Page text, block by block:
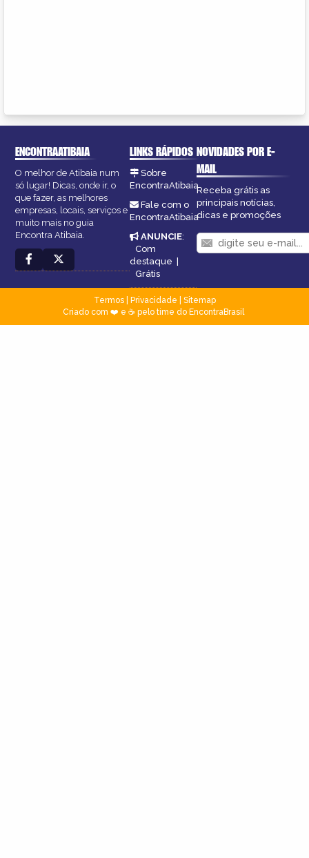
ENCONTRAATIBAIA
O melhor de Atibaia num
só lugar! Dicas, onde ir, o
que fazer, as melhores
empresas, locais, serviços e
muito mais no guia
Encontra Atibaia.
LINKS RÁPIDOS
Sobre
EncontraAtibaia
Fale com o
EncontraAtibaia
ANUNCIE:
Com
destaque
Grátis
NOVIDADES POR E-
MAIL
Receba grátis as
principais notícias,
dicas e promoções
Termos| Privacidade
Sitemap
Criado com ❤️ e ☕ pelo time do EncontraBrasil